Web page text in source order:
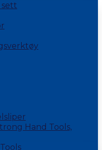
sett
Hand Tools,